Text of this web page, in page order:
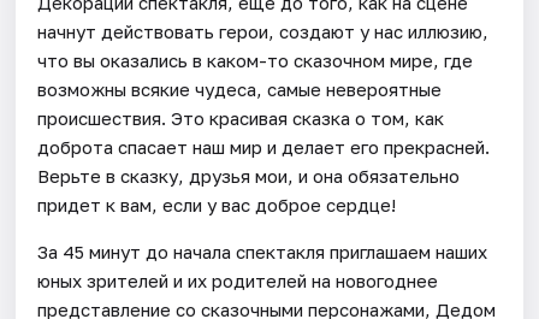
начнут действовать герои, создают у нас иллюзию,
что вы оказались в каком-то сказочном мире, где
возможны всякие чудеса, самые невероятные
происшествия. Это красивая сказка о том, как
доброта спасает наш мир и делает его прекрасней.
Верьте в сказку, друзья мои, и она обязательно
придет к вам, если у вас доброе сердце!
За 45 минут до начала спектакля приглашаем наших
юных зрителей и их родителей на новогоднее
представление со сказочными персонажами, Дедом